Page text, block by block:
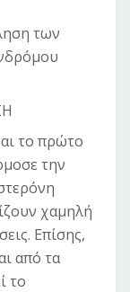
των
το πρώτο
την
χαμηλή
Επίσης,
από τα
το